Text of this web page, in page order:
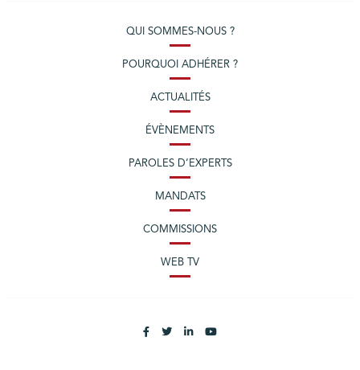
QUI SOMMES-NOUS ?
POURQUOI ADHÉRER ?
ACTUALITÉS
ÉVÈNEMENTS
PAROLES D’EXPERTS
MANDATS
COMMISSIONS
WEB TV